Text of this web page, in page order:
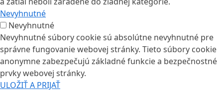
Nevyhnutné
Nevyhnutné
Nevyhnutné súbory cookie sú absolútne nevyhnutné pre
správne fungovanie webovej stránky. Tieto súbory cookie
anonymne zabezpečujú základné funkcie a bezpečnostné
prvky webovej stránky.
ULOŽIŤ A PRIJAŤ